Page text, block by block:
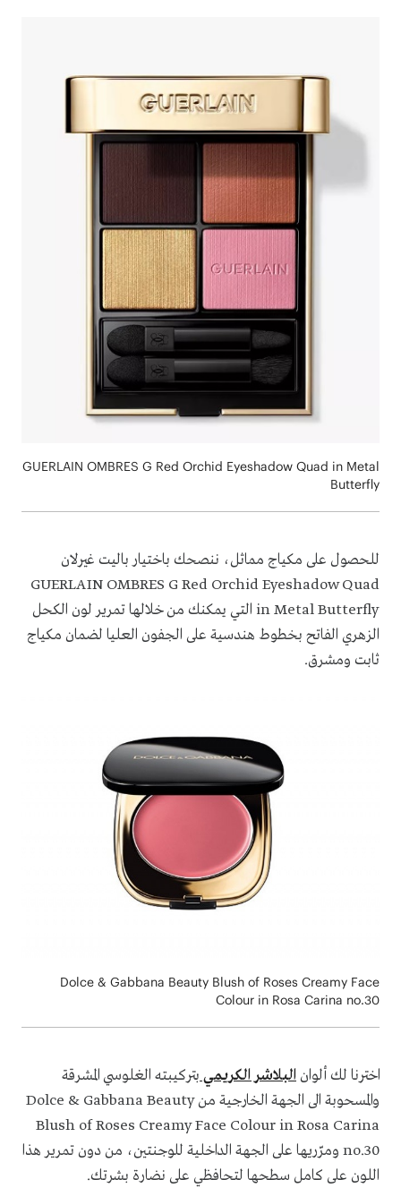
GUERLAIN OMBRES G Red Orchid Eyeshadow Quad in Metal
Butterfly
للحصول على مكياج مماثل، ننصحك باختيار باليت غيرلان
GUERLAIN OMBRES G Red Orchid Eyeshadow Quad
in Metal Butterfly التي يمكنك من خلالها تمرير لون الكحل
الزهري الفاتح بخطوط هندسية على الجفون العليا لضمان مكياج
ثابت ومشرق.
Dolce & Gabbana Beauty Blush of Roses Creamy Face
Colour in Rosa Carina no.30
اخترنا لك ألوان البلاشر الكريمي بتركيبته الغلوسي المشرقة
والمسحوبة الى الجهة الخارجية من Dolce & Gabbana Beauty
Blush of Roses Creamy Face Colour in Rosa Carina
no.30 ومرّريها على الجهة الداخلية للوجنتين، من دون تمرير هذا
اللون على كامل سطحها لتحافظي على نضارة بشرتك.